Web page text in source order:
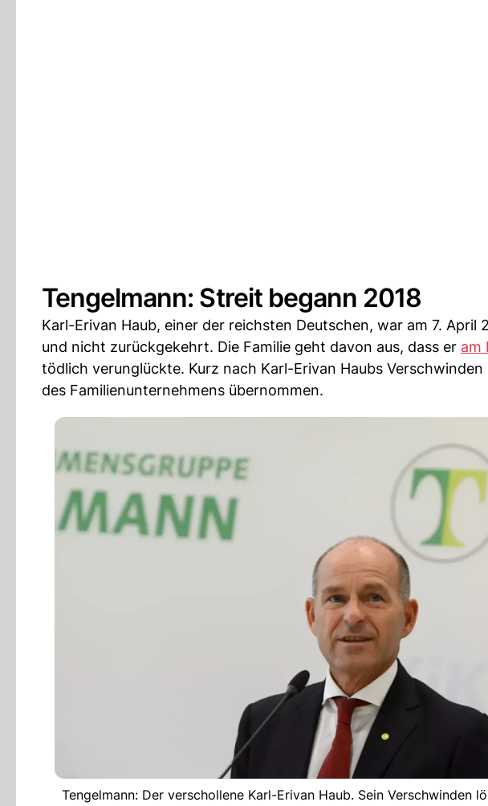
Tengelmann: Streit begann 2018
Karl-Erivan Haub, einer der reichsten Deutschen, war am 7. April
und nicht zurückgekehrt. Die Familie geht davon aus, dass er am
tödlich verunglückte. Kurz nach Karl-Erivan Haubs
des Familienunternehmens übernommen.
Tengelmann: Der verschollene Karl-Erivan Haub. Sein Verschwinden